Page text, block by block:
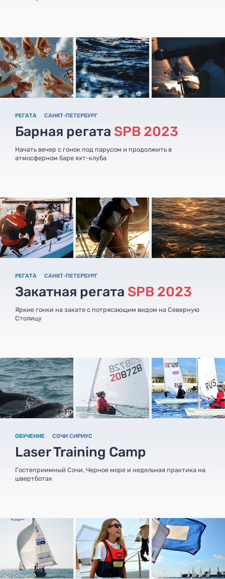
РЕГАТА САНКТ-ПЕТЕРБУРГ
Барная регата SPB 2023
Начать вечер с гонок под парусом и продолжить в
атмосферном баре яхт-клуба
РЕГАТА САНКТ-ПЕТЕРБУРГ
Закатная регата SPB 2023
Яркие гонки на закате с потрясающим видом на Северную
Столицу
ОБУЧЕНИЕ СОЧИ СИРИУС
Laser Training Camp
Гостеприимный Сочи, Черное море и недельная практика на
швертботах